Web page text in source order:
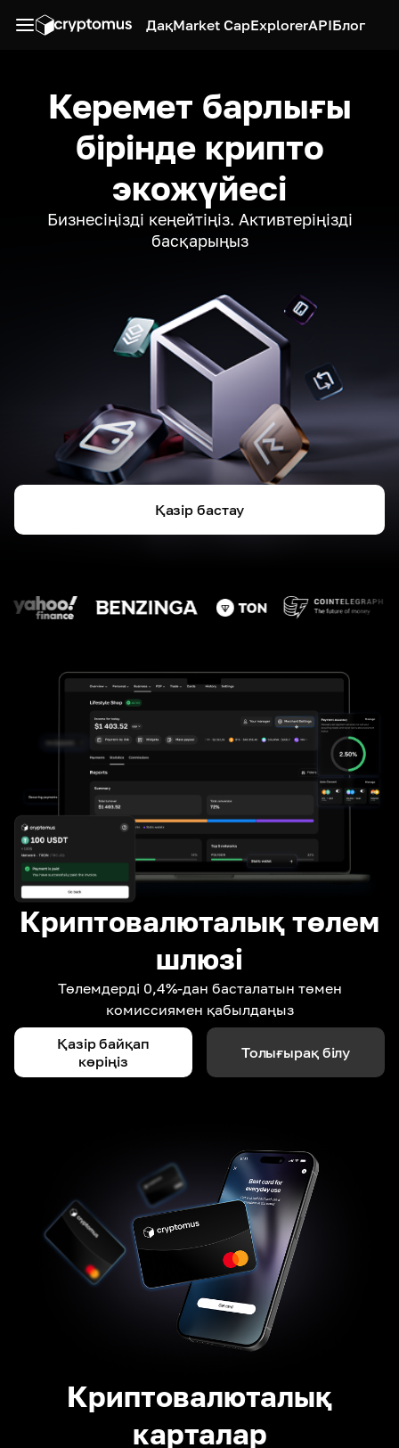
ДақMarket CapExplorerAPIБлог
Керемет барлығы
бірінде крипто
экожүйесі
Бизнесіңізді кеңейтіңіз. Активтеріңізді
басқарыңыз
Қазір бастау
Криптовалюталық төлем
шлюзі
Төлемдерді 0,4%-дан басталатын төмен
комиссиямен қабылдаңыз
Қазір байқап
көріңіз
Толығырақ білу
Криптовалюталық
карталар